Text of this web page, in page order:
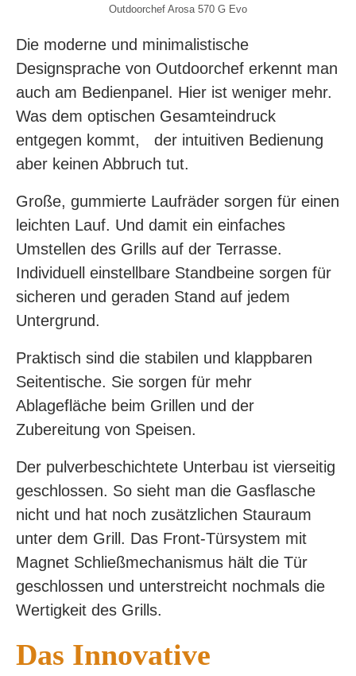
Outdoorchef Arosa 570 G Evo
Die moderne und minimalistische
Designsprache von Outdoorchef erkennt man
auch am Bedienpanel. Hier ist weniger mehr.
Was dem optischen Gesamteindruck
entgegen kommt, der intuitiven Bedienung
aber keinen Abbruch tut.
Große, gummierte Laufräder sorgen für einen
leichten Lauf. Und damit ein einfaches
Umstellen des Grills auf der Terrasse.
Individuell einstellbare Standbeine sorgen für
sicheren und geraden Stand auf jedem
Untergrund.
Praktisch sind die stabilen und klappbaren
Seitentische. Sie sorgen für mehr
Ablagefläche beim Grillen und der
Zubereitung von Speisen.
Der pulverbeschichtete Unterbau ist vierseitig
geschlossen. So sieht man die Gasflasche
nicht und hat noch zusätzlichen Stauraum
unter dem Grill. Das Front-Türsystem mit
Magnet Schließmechanismus hält die Tür
geschlossen und unterstreicht nochmals die
Wertigkeit des Grills.
Das Innovative